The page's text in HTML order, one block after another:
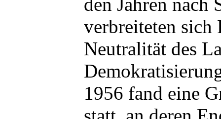
verbreiteten sich
Neutralität des
1956 fand eine